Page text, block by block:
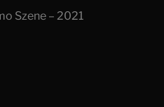
Szene – 2021